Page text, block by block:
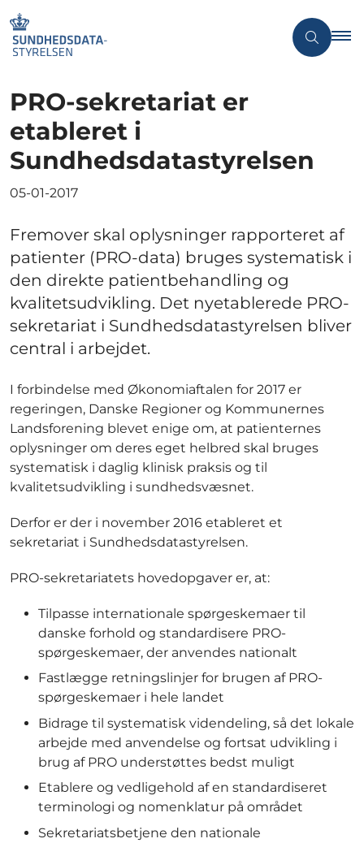
PRO-sekretariat er
etableret i
Sundhedsdatastyrelsen
05-01-2017
Fremover skal oplysninger rapporteret af
patienter (PRO-data) bruges systematisk i
den direkte patientbehandling og
kvalitetsudvikling. Det nyetablerede PRO-
sekretariat i Sundhedsdatastyrelsen bliver
central i arbejdet.
I forbindelse med Økonomiaftalen for 2017 er
regeringen, Danske Regioner og Kommunernes
Landsforening blevet enige om, at patienternes
oplysninger om deres eget helbred skal bruges
systematisk i daglig klinisk praksis og til
kvalitetsudvikling i sundhedsvæsnet.
Derfor er der i november 2016 etableret et
sekretariat i Sundhedsdatastyrelsen.
PRO-sekretariatets hovedopgaver er, at:
Tilpasse internationale spørgeskemaer til
danske forhold og standardisere PRO-
spørgeskemaer, der anvendes nationalt
Fastlægge retningslinjer for brugen af PRO-
spørgeskemaer i hele landet
Bidrage til systematisk videndeling, så det lokale
arbejde med anvendelse og fortsat udvikling i
brug af PRO understøttes bedst muligt
Etablere og vedligehold af en standardiseret
terminologi og nomenklatur på området
Sekretariatsbetjene den nationale